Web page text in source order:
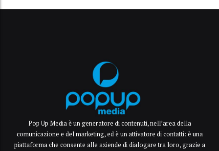
Pop Up Media è un generatore di contenuti, nell’area della
comunicazione e del marketing, ed è un attivatore di contatti: è una
piattaforma che consente alle aziende di dialogare tra loro, grazie a